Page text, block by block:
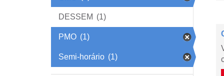
DESSEM (1)
PMO (1)
Semi-horário (1)